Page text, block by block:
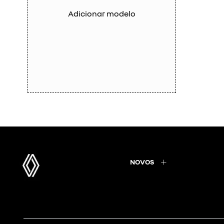
Adicionar modelo
NOVOS